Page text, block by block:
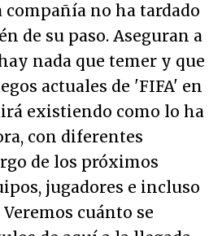
compañía no ha tardado
de su paso. Aseguran a
nada que temer y que
actuales de 'FIFA' en
existiendo como lo ha
con diferentes
de los próximos
jugadores e incluso
cuánto se